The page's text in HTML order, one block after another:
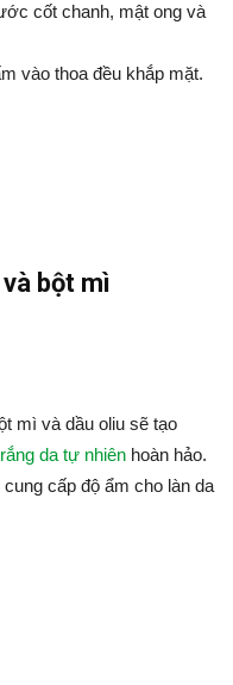
cốt chanh, mật ong và
vào thoa đều khắp mặt.
bột mì
mì và dầu oliu sẽ tạo
da tự nhiên hoàn hảo.
cấp độ ẩm cho làn da